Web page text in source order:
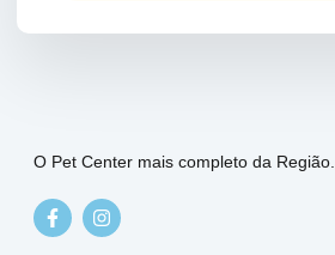
O Pet Center mais completo da Região.